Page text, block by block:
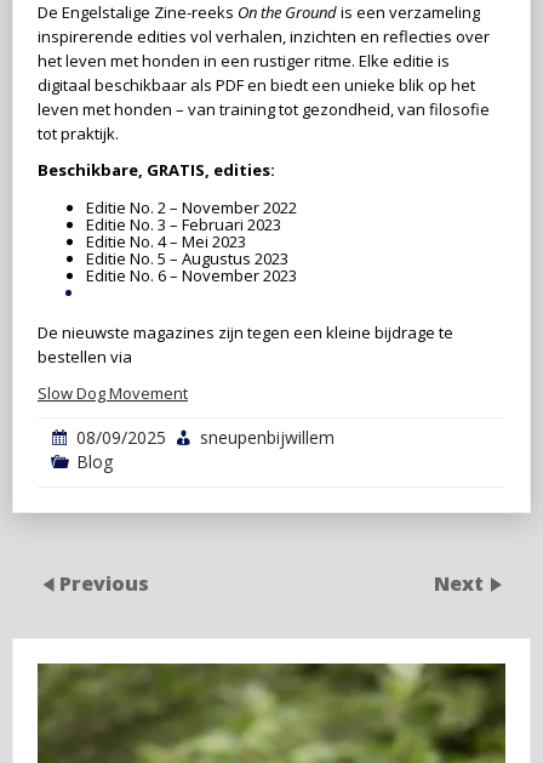
De Engelstalige Zine-reeks On the Groundis een verzameling
inspirerende edities vol verhalen, inzichten en reflecties over
het leven met honden in een rustiger ritme. Elke editie is
digitaal beschikbaar als PDF en biedt een unieke blik op het
leven met honden – van training tot gezondheid, van filosofie
tot praktijk.
Beschikbare, GRATIS, edities:
Editie No. 2 – November 2022
Editie No. 3 – Februari 2023
Editie No. 4 – Mei 2023
Editie No. 5 – Augustus 2023
Editie No. 6 – November 2023
De nieuwste magazines zijn tegen een kleine bijdrage te
bestellen via
Slow Dog Movement
08/09/2025
sneupenbijwillem
Blog
Previous Next